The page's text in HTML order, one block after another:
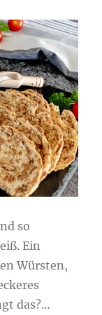
so
Ein
Würsten,
das?…